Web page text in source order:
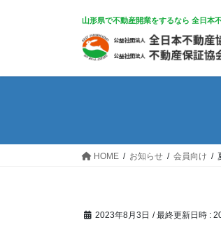
ツ
ッ
シ
移
山形県で不動産開業をするなら 全日本
HOME お知らせ 会員向け
2023年8月3日 / 最終更新日時 :